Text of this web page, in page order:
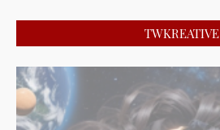
TWKREATIVE